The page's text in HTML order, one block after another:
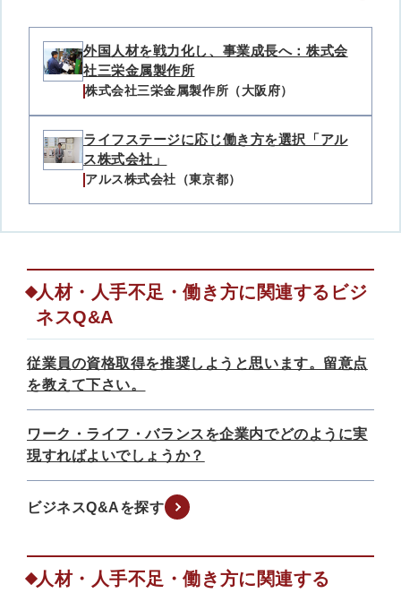
外国人材を戦力化し、事業成長へ：株式会
社三栄金属製作所
株式会社三栄金属製作所（大阪府）
ライフステージに応じ働き方を選択「アル
ス株式会社」
アルス株式会社（東京都）
人材・人手不足・働き方に関連するビジ
ネスQ&A
従業員の資格取得を推奨しようと思います。留意点
を教えて下さい。
ワーク・ライフ・バランスを企業内でどのように実
現すればよいでしょうか？
ビジネスQ&Aを探す
人材・人手不足・働き方に関連する